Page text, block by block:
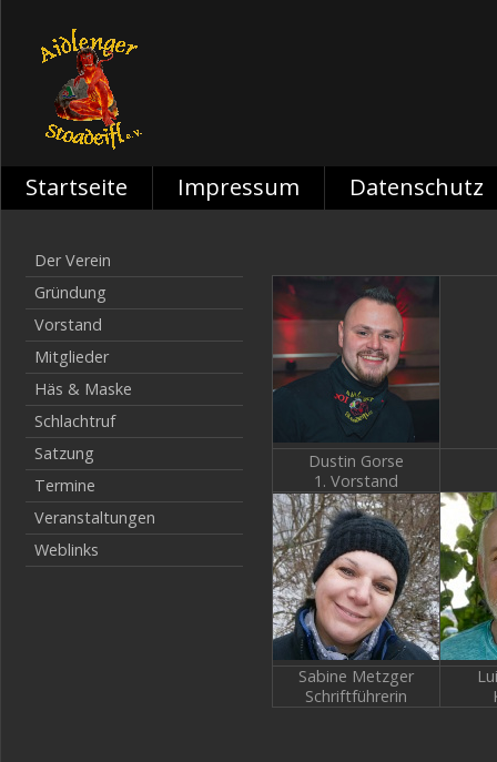
Startseite Impressum Datenschutz
Der Verein
Gründung
Vorstand
Mitglieder
Häs & Maske
Schlachtruf
Satzung
Termine
Veranstaltungen
Weblinks
Dustin Gorse
1. Vorstand
Sabine Metzger
Schriftführerin